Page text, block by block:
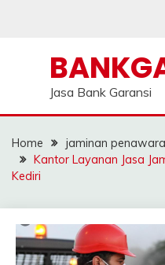
Jasa Bank Garansi
Home
jaminan
Kantor Layanan Jasa
Kediri